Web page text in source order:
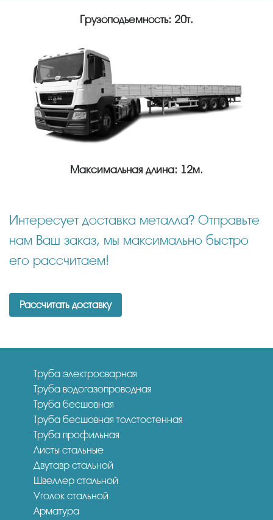
Грузоподъемность: 20т.
Максимальная длина: 12м.
Интересует доставка металла? Отправьте
нам Ваш заказ, мы максимально быстро
его рассчитаем!
Рассчитать доставку
Труба электросварная
Труба водогазопроводная
Труба бесшовная
Труба бесшовная толстостенная
Труба профильная
Листы стальные
Двутавр стальной
Швеллер стальной
Уголок стальной
Арматура